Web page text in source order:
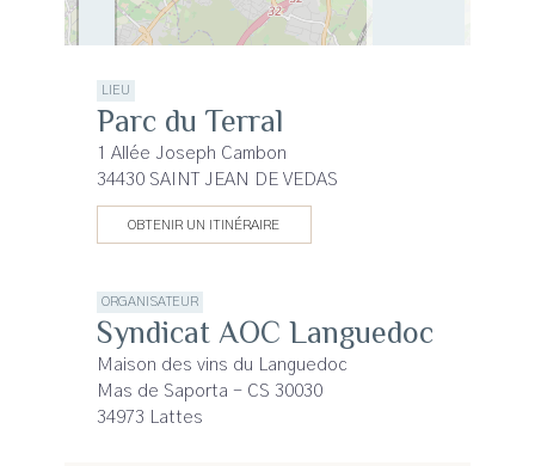
− LIEU
Parc du Terral
1 Allée Joseph Cambon
34430 SAINT JEAN DE VEDAS
OBTENIR UN ITINÉRAIRE
ORGANISATEUR
Syndicat AOC Languedoc
Maison des vins du Languedoc
Mas de Saporta - CS 30030
34973 Lattes